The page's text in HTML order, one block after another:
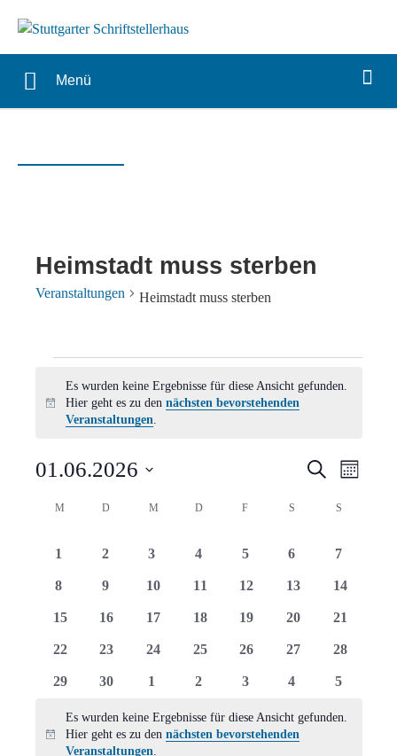
Menü
Heimstadt muss sterben
Veranstaltungen Heimstadt muss sterben
Hinweis
Es wurden keine Ergebnisse für diese Ansicht gefunden.
Hier geht es zu den nächsten bevorstehenden
Veranstaltungen.
Suche
SucheMonat
01.06.2026
Kalender
von
Veranstaltungen
M MONTAG
DDIENSTAG
M MITTWOCH
D DONNERSTAG
F FREITAGS SAMSTAG
S
0
1
0
2
0
3
0
4
0
5
0
6
0
7
0
8
0
9
0
10
0
11
0
12
0
13
0
14
0
15
0
16
0
17
0
18
0
19
0
20
0
21
0
22
0
23
0
24
0
25
0
26
0
27
0
28
0
29
0
30
0
1
0
2
0
3
0
4
0
5
Hinweis
Es wurden keine Ergebnisse für diese Ansicht gefunden.
Hier geht es zu den nächsten bevorstehenden
Veranstaltungen.